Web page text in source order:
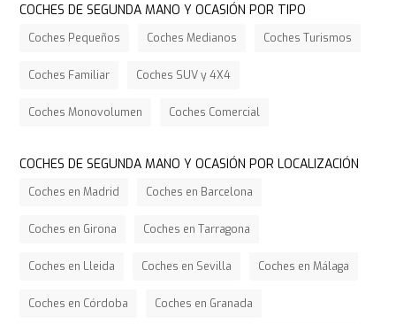
COCHES DE SEGUNDA MANO Y OCASIÓN POR TIPO
Coches Pequeños Coches Medianos Coches Turismos
Coches Familiar Coches SUV y 4X4
Coches Monovolumen Coches Comercial
COCHES DE SEGUNDA MANO Y OCASIÓN POR LOCALIZACIÓN
Coches en Madrid Coches en Barcelona
Coches en Girona Coches en Tarragona
Coches en Lleida Coches en Sevilla Coches en Málaga
Coches en Córdoba Coches en Granada